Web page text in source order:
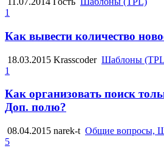
1
Как вывести количество
18.03.2015 Krasscoder Шаблоны
1
Как организовать поиск
Доп. полю?
08.04.2015 narek-t Общие вопросы,
5